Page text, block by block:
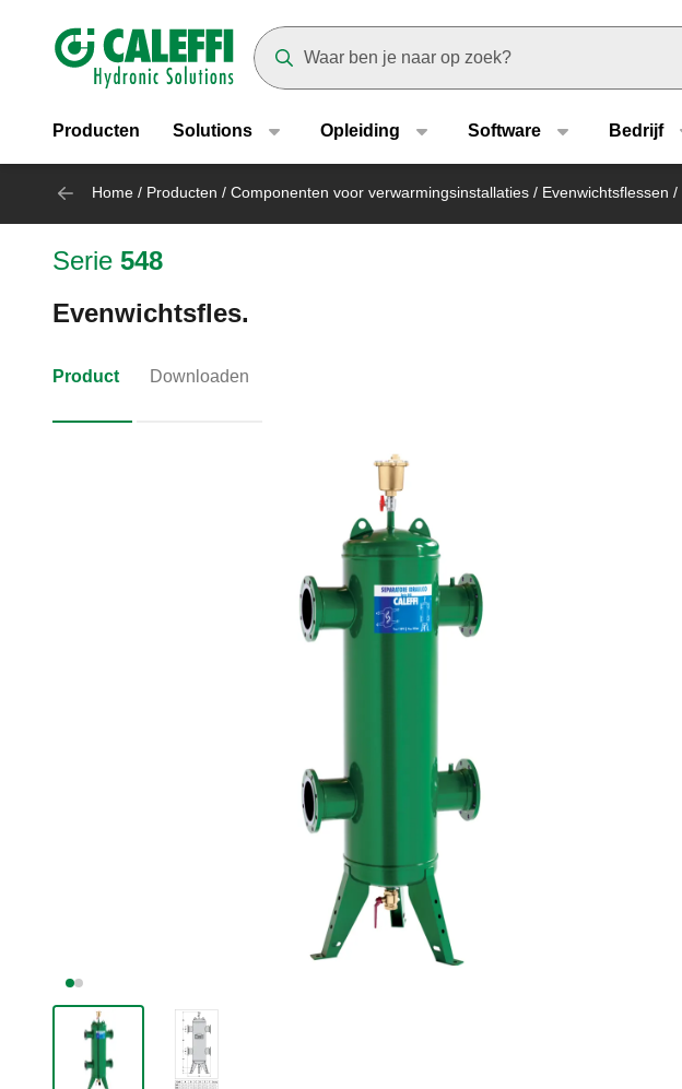
Header main navigation
Producten Solutions Opleiding Software Bedrijf
Home / Producten / Componenten voor verwarmingsinstallaties / Evenwichtsflessen /
Serie 548
Evenwichtsfles.
Product Downloaden